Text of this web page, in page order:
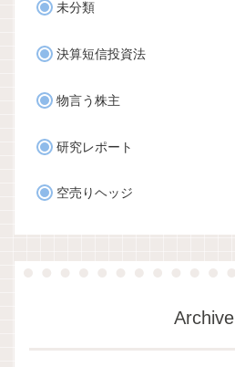
未分類
決算短信投資法
物言う株主
研究レポート
空売りヘッジ
Archive